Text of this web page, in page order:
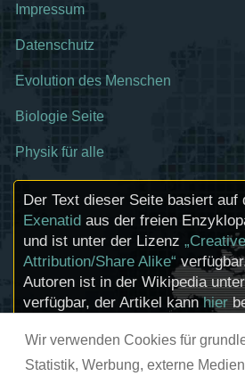
Wir verwenden Cookies für
Statistik, Werbung, externe
Impressum
Datenschutz
Evolution des Menschen
Biologie Seite
Physik für alle
Der Text dieser Seite basiert auf
Exenatid aus der freien
und ist unter der Lizenz
Attribution/Share Alike“
Autoren ist in der Wikipedia
verfügbar, der Artikel kannhier
zum Lizenzstatus
(etwa Bilder oder Videos)